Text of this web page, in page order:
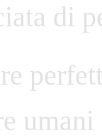
di